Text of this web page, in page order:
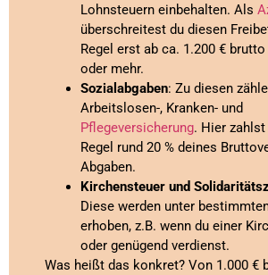
Lohnsteuern einbehalten. Als
überschreitest du diesen
Regel erst ab ca. 1.200 €
oder mehr.
Sozialabgaben: Zu diesen
Arbeitslosen-, Kranken- und
Pflegeversicherung. Hier
Regel rund 20 % deines
Abgaben.
Kirchensteuer und
Diese werden unter
erhoben, z.B. wenn du einer
oder genügend verdienst.
Was heißt das konkret? Von 1.000 €